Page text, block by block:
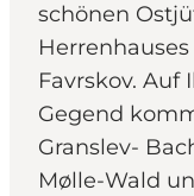
schönen
Favrskov.
Gegend
Granslev-
Mølle-Wald